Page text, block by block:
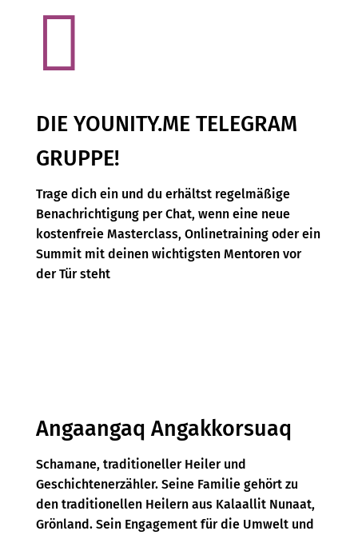

DIE YOUNITY.ME TELEGRAM
GRUPPE!
Trage dich ein und du erhältst regelmäßige
Benachrichtigung per Chat, wenn eine neue
kostenfreie Masterclass, Onlinetraining oder ein
Summit mit deinen wichtigsten Mentoren vor
der Tür steht
Angaangaq Angakkorsuaq
Schamane, traditioneller Heiler und
Geschichtenerzähler. Seine Familie gehört zu
den traditionellen Heilern aus Kalaallit Nunaat,
Grönland. Sein Engagement für die Umwelt und